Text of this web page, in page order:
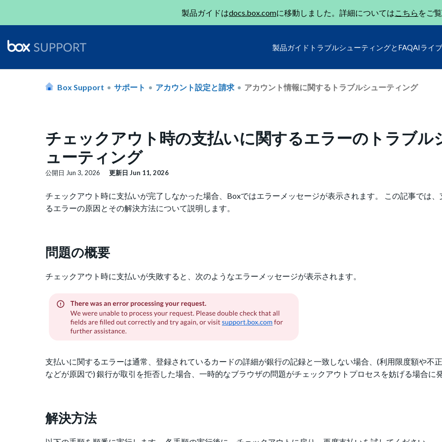
製品ガイドはdocs.box.comに移動しました。詳細についてはこちら をご
製品ガイド トラブルシューティングとFAQAIライ
Box Support サポート アカウント設定と請求 アカウント情報に関するトラブルシューティング
チェックアウト時の支払いに関するエラーのトラブル
ューティング
公開日 Jun 3, 2026 更新日 Jun 11, 2026
チェックアウト時に支払いが完了しなかった場合、Boxではエラーメッセージが表示されます。 この記事では
るエラーの原因とその解決方法について説明します。
問題の概要
チェックアウト時に支払いが失敗すると、次のようなエラーメッセージが表示されます。
支払いに関するエラーは通常、登録されているカードの詳細が銀行の記録と一致しない場合、(利用限度額や不
などが原因で) 銀行が取引を拒否した場合、一時的なブラウザの問題がチェックアウトプロセスを妨げる場合に
解決方法